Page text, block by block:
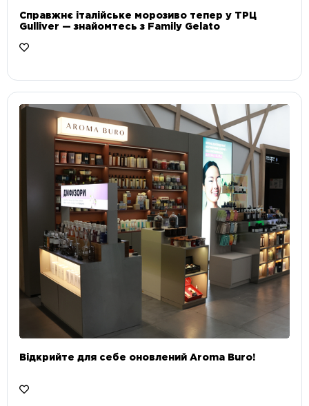
Справжнє італійське морозиво тепер у ТРЦ
Gulliver — знайомтесь з Family Gelato
Відкрийте для себе оновлений Aroma Buro! ⠀